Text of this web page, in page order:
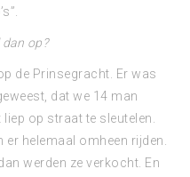
op?
de Prinsegracht. Er was
dat we 14 man
op straat te sleutelen.
helemaal omheen rijden.
werden ze verkocht. En